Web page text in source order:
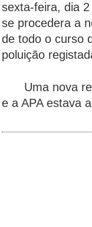
sexta-feira, dia
se procedera a
de todo o curso
poluição
Uma nova
e a APA estava